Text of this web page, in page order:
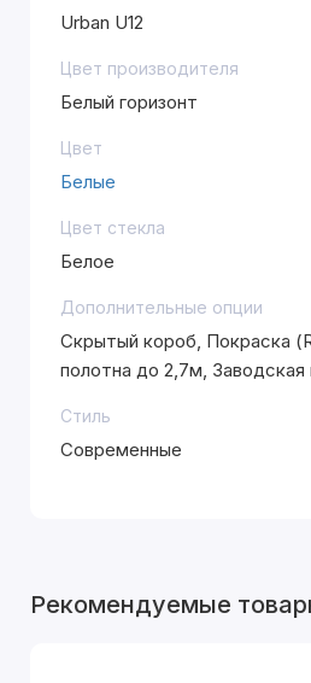
Urban U12
Цвет производителя
Белый горизонт
Цвет
Белые
Цвет стекла
Белое
Дополнительные опции
Скрытый короб, Покраска
полотна до 2,7м, Заводская
Стиль
Современные
Рекомендуемые